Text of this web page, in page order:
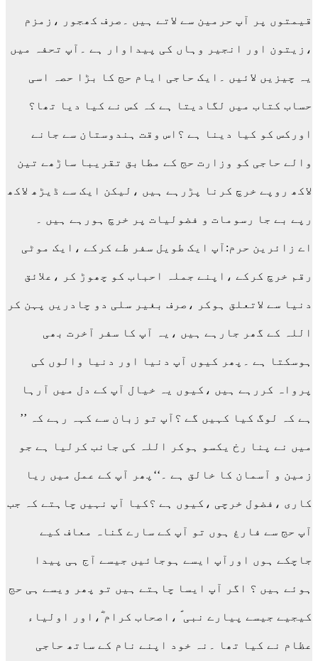
قیمتوں پر آپ حرمین سے لاتے ہیں ۔صرف کھجور ،زمزم
،زیتون اور انجیر وہاں کی پیداوار ہے ۔آپ تحفہ میں
یہ چیزیں لائیں ۔ایک حاجی ایام حج کا بڑا حصہ اسی
حساب کتاب میں لگادیتا ہے کہ کس نے کیا دیا تھا؟
اورکس کو کیا دینا ہے ؟اس وقت ہندوستان سے جانے
والے حاجی کو وزارت حج کے مطابق تقریبا ساڑھے تین
لاکھ روپے خرچ کرنا پڑرہے ہیں ،لیکن ایک سے ڈیڑھ لاکھ
رپے بے جا رسومات و فضولیات پر خرچ ہورہے ہیں ۔
اے زائرین حرم:آپ ایک طویل سفر طے کرکے ،ایک موٹی
رقم خرچ کرکے ،اپنے جملہ احباب کو چھوڑ کر ،علائق
دنیا سے لاتعلق ہوکر ،صرف بغیر سلی دو چادریں پہن کر
اللہ کے گھر جارہے ہیں ،یہ آپ کا سفر آخرت بھی
ہوسکتا ہے ۔پھر کیوں آپ دنیا اور دنیا والوں کی
پرواہ کررہے ہیں ،کیوں یہ خیال آپ کے دل میں آرہا
ہے کہ لوگ کیا کہیں گے ؟آپ تو زبان سے کہہ رہے کہ ’’
میں نے پنا رخ یکسو ہوکر اللہ کی جانب کرلیا ہے جو
زمین و آسمان کا خالق ہے ۔‘‘پھر آپ کے عمل میں ریا
کاری ،فضول خرچی ،کیوں ہے ؟کیا آپ نہیں چاہتے کہ جب
آپ حج سے فارغ ہوں تو آپ کے سارے گناہ معاف کیے
جاچکے ہوں اورآپ ایسے ہوجائیں جیسے آج ہی پیدا
ہوئے ہیں ؟ اگر آپ ایسا چاہتے ہیں تو پھر ویسے ہی حج
کیجیے جیسے پیارے نبی ؐ ،اصحاب کرام ؓ،اور اولیاء
عظام نے کیا تھا ۔نہ خود اپنے نام کے ساتھ حاجی